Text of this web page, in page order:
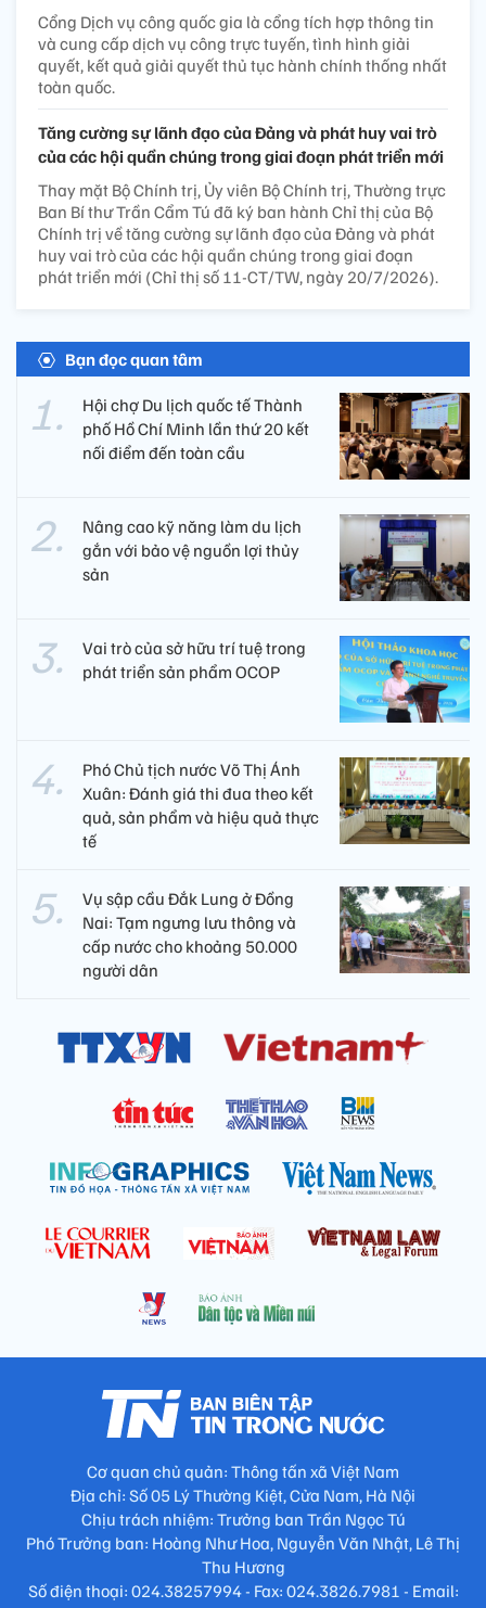
Cổng Dịch vụ công quốc gia là cổng tích hợp thông tin
và cung cấp dịch vụ công trực tuyến, tình hình giải
quyết, kết quả giải quyết thủ tục hành chính thống nhất
toàn quốc.
Tăng cường sự lãnh đạo của Đảng và phát huy vai trò
của các hội quần chúng trong giai đoạn phát triển mới
Thay mặt Bộ Chính trị, Ủy viên Bộ Chính trị, Thường trực
Ban Bí thư Trần Cẩm Tú đã ký ban hành Chỉ thị của Bộ
Chính trị về tăng cường sự lãnh đạo của Đảng và phát
huy vai trò của các hội quần chúng trong giai đoạn
phát triển mới (Chỉ thị số 11-CT/TW, ngày 20/7/2026).
Bạn đọc quan tâm
Hội chợ Du lịch quốc tế Thành
phố Hồ Chí Minh lần thứ 20 kết
nối điểm đến toàn cầu
Nâng cao kỹ năng làm du lịch
gắn với bảo vệ nguồn lợi thủy
sản
Vai trò của sở hữu trí tuệ trong
phát triển sản phẩm OCOP
Phó Chủ tịch nước Võ Thị Ánh
Xuân: Đánh giá thi đua theo kết
quả, sản phẩm và hiệu quả thực
tế
Vụ sập cầu Đắk Lung ở Đồng
Nai: Tạm ngưng lưu thông và
cấp nước cho khoảng 50.000
người dân
Cơ quan chủ quản: Thông tấn xã Việt Nam
Địa chỉ: Số 05 Lý Thường Kiệt, Cửa Nam, Hà Nội
Chịu trách nhiệm: Trưởng ban Trần Ngọc Tú
Phó Trưởng ban: Hoàng Như Hoa, Nguyễn Văn Nhật, Lê Thị
Thu Hương
Số điện thoại: 024.38257994 - Fax: 024.3826.7981 - Email: